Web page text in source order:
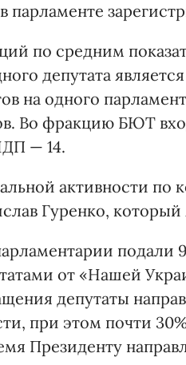
парламенте
по средним
депутата
на одного
Во фракцию БЮТ
— 14.
активности по
Гуренко, который
подали
от «Нашей
депутаты
при этом почти
Президенту